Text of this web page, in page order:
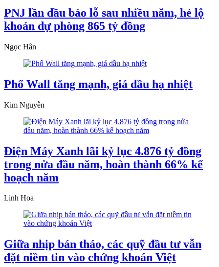
PNJ lần đầu báo lỗ sau nhiều năm, hé lộ
khoản dự phòng 865 tỷ đồng
Ngọc Hân
Phố Wall tăng mạnh, giá dầu hạ nhiệt
Kim Nguyễn
Điện Máy Xanh lãi kỷ lục 4.876 tỷ đồng
trong nửa đầu năm, hoàn thành 66% kế
hoạch năm
Linh Hoa
Giữa nhịp bán tháo, các quỹ đầu tư vẫn
đặt niềm tin vào chứng khoán Việt